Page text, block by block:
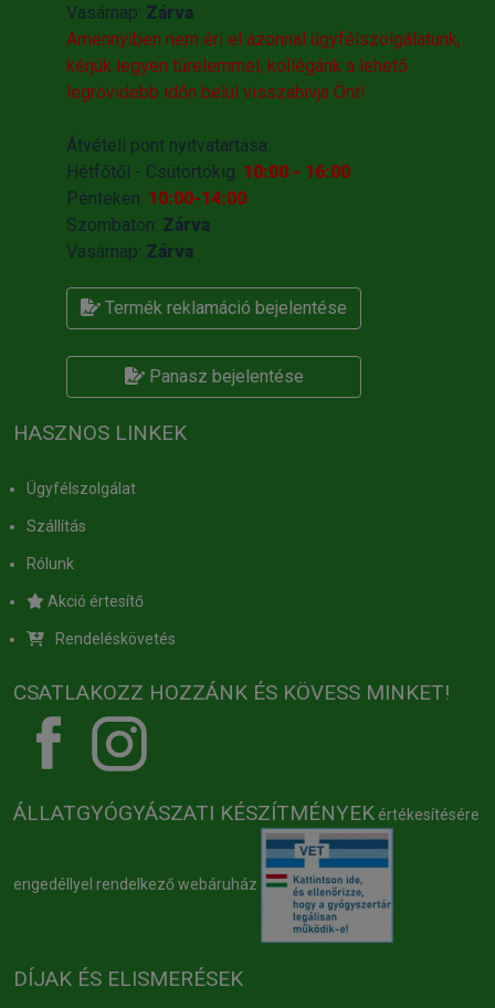
Vasárnap: Zárva
Amennyiben nem éri el azonnal ügyfélszolgálatunk,
kérjük legyen türelemmel, kollégánk a lehető
legrövidebb időn belül visszahivja Önt!
Átvételi pont nyitvatartása:
Hétfőtől - Csütörtökig: 10:00 - 16:00
Pénteken: 10:00-14:00
Szombaton: Zárva
Vasárnap: Zárva
Termék reklamáció bejelentése
Panasz bejelentése
HASZNOS LINKEK
Ügyfélszolgálat
Szállítás
Rólunk
Akció értesítő
Rendeléskövetés
CSATLAKOZZ HOZZÁNK ÉS KÖVESS MINKET!
ÁLLATGYÓGYÁSZATI KÉSZÍTMÉNYEK értékesítésére
engedéllyel rendelkező webáruház
DÍJAK ÉS ELISMERÉSEK